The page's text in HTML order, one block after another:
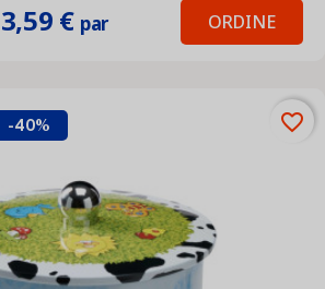
3,59 € par ORDINE
-40% favorite_border